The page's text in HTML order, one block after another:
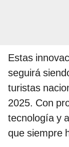
Estas
seguirá
turistas
2025. Con
tecnología y
que siempre